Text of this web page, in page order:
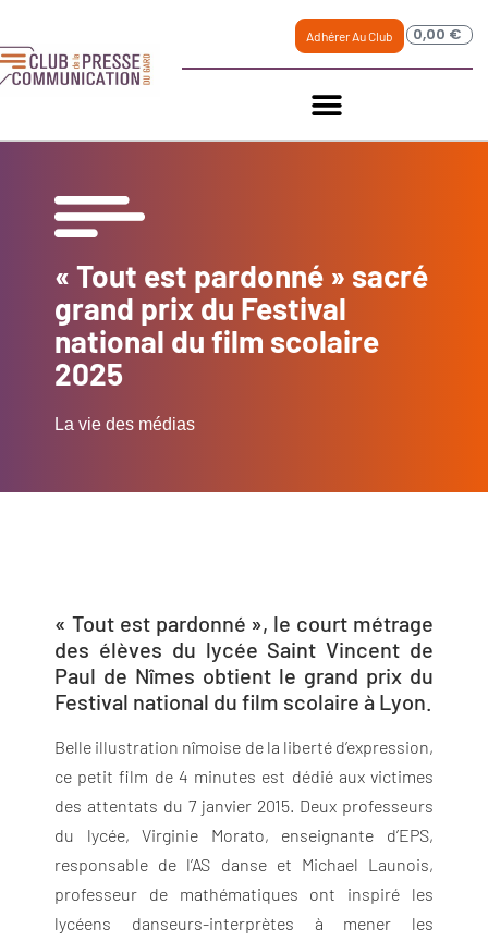
Adhérer Au Club 0,00 €
« Tout est pardonné » sacré
grand prix du Festival
national du film scolaire
2025
La vie des médias
« Tout est pardonné », le court métrage
des élèves du lycée Saint Vincent de
Paul de Nîmes obtient le grand prix du
Festival national du film scolaire à Lyon.
Belle illustration nîmoise de la liberté d’expression,
ce petit film de 4 minutes est dédié aux victimes
des attentats du 7 janvier 2015. Deux professeurs
du lycée, Virginie Morato, enseignante d’EPS,
responsable de l’AS danse et Michael Launois,
professeur de mathématiques ont inspiré les
lycéens danseurs-interprètes à mener les